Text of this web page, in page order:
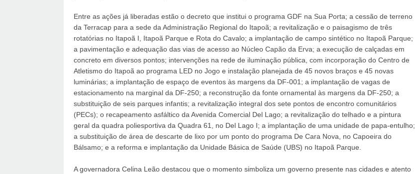
Entre as ações já liberadas estão o decreto que institui o programa GDF na Sua Porta; a cessão de terreno
da Terracap para a sede da Administração Regional do Itapoã; a revitalização e o paisagismo de três
rotatórias no Itapoã I, Itapoã Parque e Rota do Cavalo; a implantação de campo sintético no Itapoã Parque;
a pavimentação e adequação das vias de acesso ao Núcleo Capão da Erva; a execução de calçadas em
concreto em diversos pontos; intervenções na rede de iluminação pública, com incorporação do Centro de
Atletismo do Itapoã ao programa LED no Jogo e instalação planejada de 45 novos braços e 45 novas
luminárias; a implantação de espaço de eventos às margens da DF-001; a implantação de vagas de
estacionamento na marginal da DF-250; a reconstrução da fonte ornamental às margens da DF-250; a
substituição de seis parques infantis; a revitalização integral dos sete pontos de encontro comunitários
(PECs); o recapeamento asfáltico da Avenida Comercial Del Lago; a revitalização do telhado e a pintura
geral da quadra poliesportiva da Quadra 61, no Del Lago I; a implantação de uma unidade de papa-entulho;
a substituição de área de descarte de lixo por um ponto do programa De Cara Nova, no Capoeira do
Bálsamo; e a reforma e implantação da Unidade Básica de Saúde (UBS) no Itapoã Parque.
A governadora Celina Leão destacou que o momento simboliza um governo presente nas cidades e atento